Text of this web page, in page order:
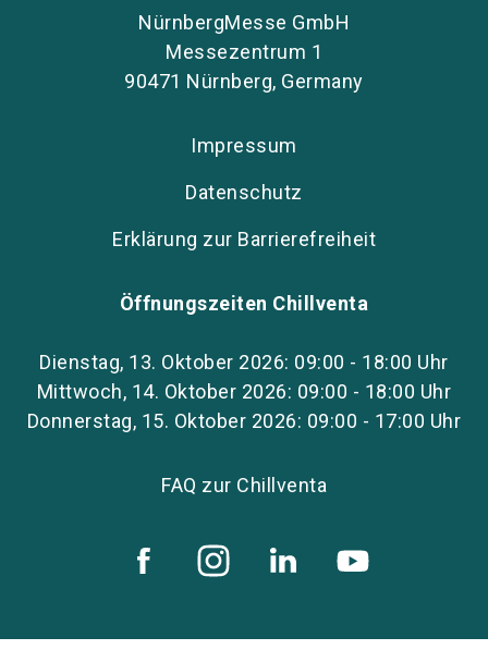
NürnbergMesse GmbH
Messezentrum 1
90471 Nürnberg, Germany
Impressum
Datenschutz
Erklärung zur Barrierefreiheit
Öffnungszeiten Chillventa
Dienstag, 13. Oktober 2026: 09:00 - 18:00 Uhr
Mittwoch, 14. Oktober 2026: 09:00 - 18:00 Uhr
Donnerstag, 15. Oktober 2026: 09:00 - 17:00 Uhr
FAQ zur Chillventa